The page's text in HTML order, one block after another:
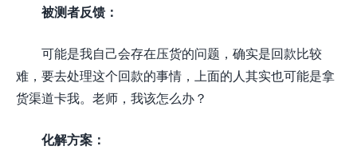
被测者反馈：
可能是我自己会存在压货的问题，确实是回款比较
难，要去处理这个回款的事情，上面的人其实也可能是拿
货渠道卡我。老师，我该怎么办？
化解方案：